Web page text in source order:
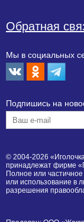
Обратная
Мы в социальных
Подпишиcь на
© 2004-2026
принадлежат фирме
Полное или
или использование в
разрешения